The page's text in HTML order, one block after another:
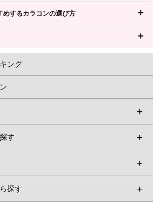
めするカラコンの選び方
ング
す
探す